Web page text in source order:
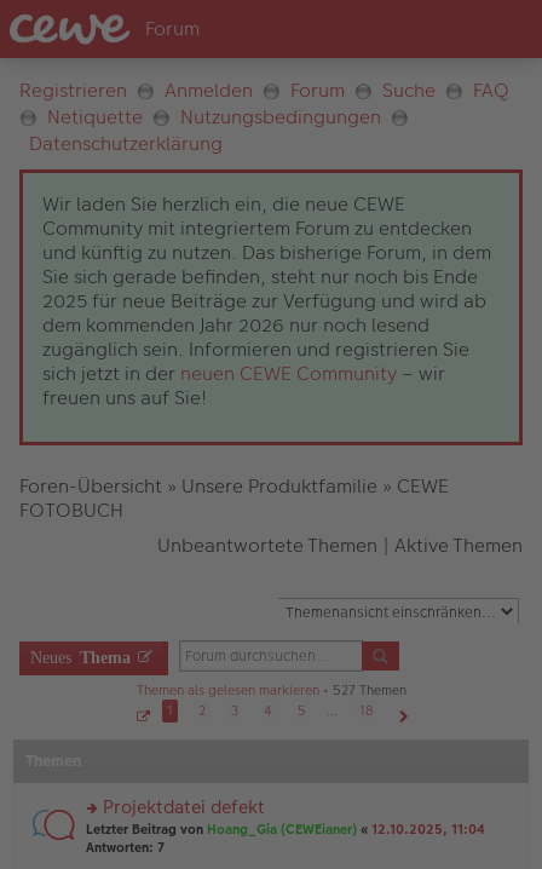
Registrieren Anmelden Forum Suche
FAQ
Netiquette
Nutzungsbedingungen
Datenschutzerklärung
Wir laden Sie herzlich ein, die neue CEWE
Community mit integriertem Forum zu entdecken
und künftig zu nutzen. Das bisherige Forum, in dem
Sie sich gerade befinden, steht nur noch bis Ende
2025 für neue Beiträge zur Verfügung und wird ab
dem kommenden Jahr 2026 nur noch lesend
zugänglich sein. Informieren und registrieren Sie
sich jetzt in der neuen CEWE Community – wir
freuen uns auf Sie!
Foren-Übersicht » Unsere Produktfamilie » CEWE
FOTOBUCH
Unbeantwortete Themen | Aktive Themen
Neues Thema
Themen als gelesen markieren• 527 Themen
v
o
n
1
1 2 3 4 5 …
18
rs
te
Projektdatei defekt
Letzter Beitrag von Hoang_Gia (CEWEianer) « 12.10.2025, 11:04
Antworten: 7